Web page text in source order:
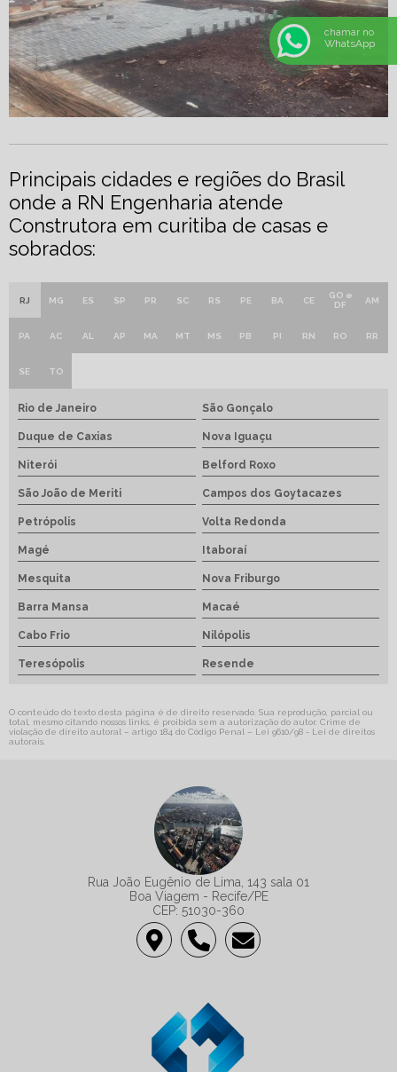
Principais cidades e regiões do Brasil
onde a RN Engenharia atende
Construtora em curitiba de casas e
sobrados:
RJ MG ES SP PR SC RS PE BA CE
GO e
DF
AM
PA AC AL AP MA MT MS PB PI RN RO RR
SE TO
Rio de Janeiro São Gonçalo
Duque de Caxias Nova Iguaçu
Niterói Belford Roxo
São João de Meriti Campos dos Goytacazes
Petrópolis Volta Redonda
Magé Itaboraí
Mesquita Nova Friburgo
Barra Mansa Macaé
Cabo Frio Nilópolis
Teresópolis Resende
O conteúdo do texto desta página é de direito reservado. Sua reprodução, parcial ou
total, mesmo citando nossos links, é proibida sem a autorização do autor. Crime de
violação de direito autoral – artigo 184 do Código Penal – Lei 9610/98 - Lei de direitos
autorais
Rua João Eugênio de Lima, 143 sala 01
Boa Viagem - Recife/PE
CEP: 51030-360
chamar no
WhatsApp